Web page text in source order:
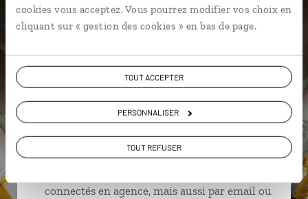
cookies vous acceptez. Vous pourrez modifier vos choix en
cliquant sur « gestion des cookies » en bas de page.
TOUT ACCEPTER
PERSONNALISER
TOUT REFUSER
Nicolas,
Suivez vos envies et demandez conseils à nos
spécialistes
Ils sauront organiser votre itinéraire au plus
près de vos envies et de la réalité du pays.
connectés en agence, mais aussi par email ou